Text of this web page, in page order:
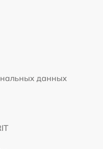
данных